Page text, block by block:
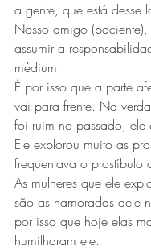
a gente, que está desse
Nosso amigo
assumir a
médium.
É por isso que a parte
vai para frente. Na
foi ruim no passado, ele
Ele explorou muito as
frequentava o prostíbulo
As mulheres que ele
são as namoradas dele
por isso que hoje elas
humilharam ele.